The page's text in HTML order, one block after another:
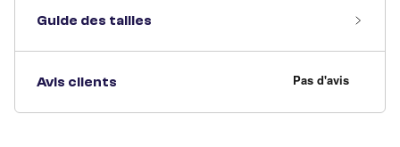
Guide des tailles
Avis clients